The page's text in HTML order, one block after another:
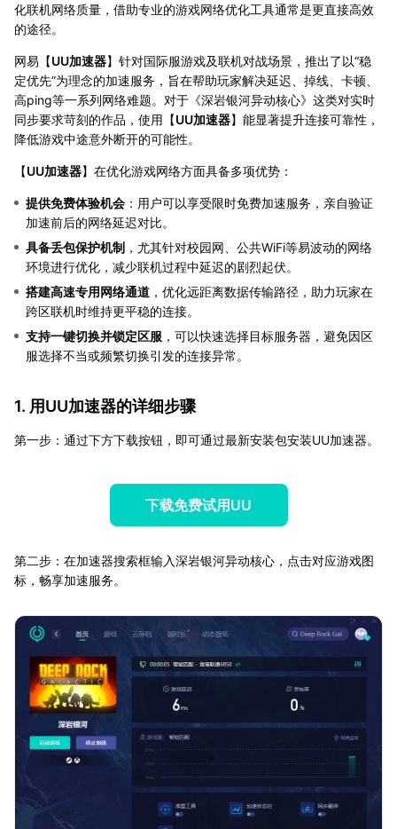
化联机网络质量，借助专业的游戏网络优化工具通常是更直接高效
的途径。
网易【UU加速器】针对国际服游戏及联机对战场景，推出了以“稳
定优先”为理念的加速服务，旨在帮助玩家解决延迟、掉线、卡顿、
高ping等一系列网络难题。对于《深岩银河异动核心》这类对实时
同步要求苛刻的作品，使用【UU加速器】能显著提升连接可靠性，
降低游戏中途意外断开的可能性。
【UU加速器】在优化游戏网络方面具备多项优势：
提供免费体验机会 ：用户可以享受限时免费加速服务，亲自验证
加速前后的网络延迟对比。
具备丢包保护机制 ，尤其针对校园网、公共WiFi等易波动的网络
环境进行优化，减少联机过程中延迟的剧烈起伏。
搭建高速专用网络通道 ，优化远距离数据传输路径，助力玩家在
跨区联机时维持更平稳的连接。
支持一键切换并锁定区服 ，可以快速选择目标服务器，避免因区
服选择不当或频繁切换引发的连接异常。
1. 用UU加速器的详细步骤
第一步：通过下方下载按钮，即可通过最新安装包安装UU加速器。
下载免费试用UU
第二步：在加速器搜索框输入深岩银河异动核心，点击对应游戏图
标，畅享加速服务。